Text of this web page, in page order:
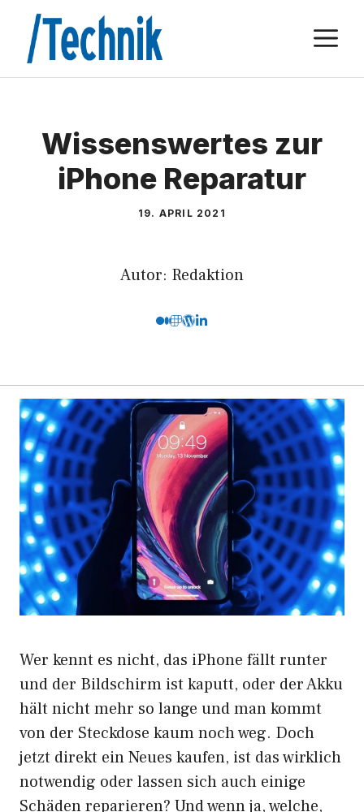
Inhalt
springen
Wissenswertes zur
iPhone Reparatur
19. APRIL 2021
Autor: Redaktion
Wer kennt es nicht, das iPhone fällt runter
und der Bildschirm ist kaputt, oder der Akku
hält nicht mehr so lange und man kommt
von der Steckdose kaum noch weg. Doch
jetzt direkt ein Neues kaufen, ist das wirklich
notwendig oder lassen sich auch einige
Schäden reparieren? Und wenn ja, welche,